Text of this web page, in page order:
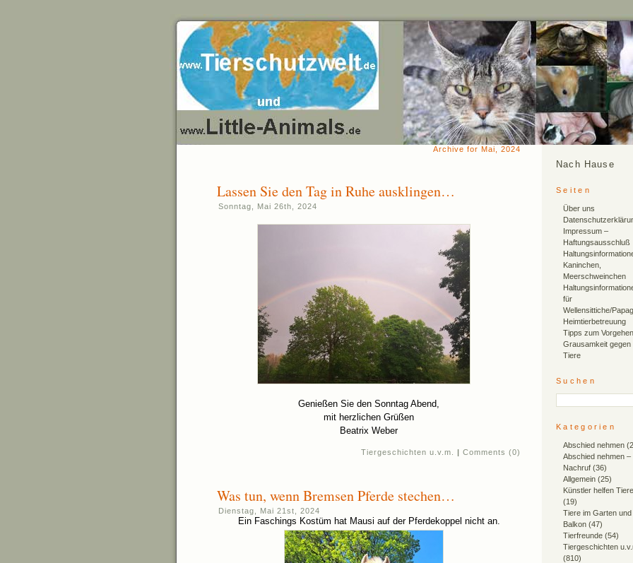
Archive for Mai, 2024
Lassen Sie den Tag in Ruhe ausklingen…
Sonntag, Mai 26th, 2024
Genießen Sie den Sonntag Abend,
mit herzlichen Grüßen
Beatrix Weber
Tiergeschichten u.v.m. | Comments (0)
Was tun, wenn Bremsen Pferde stechen…
Dienstag, Mai 21st, 2024
Ein Faschings Kostüm hat Mausi auf der Pferdekoppel nicht an.
Nach Hause
Seiten
Über uns
Impressum –
Haftungsausschluß
Kaninchen,
Meerschweinchen
für
Wellensittiche/
Heimtierbetreuung
Tipps zum
Grausamkeit gegen
Tiere
Suchen
Kategorien
Abschied nehmen
Abschied nehmen –
Nachruf (36)
Allgemein (25)
Künstler helfen
(19)
Tiere im Garten und
Balkon (47)
Tierfreunde (54)
Tiergeschichten
(810)